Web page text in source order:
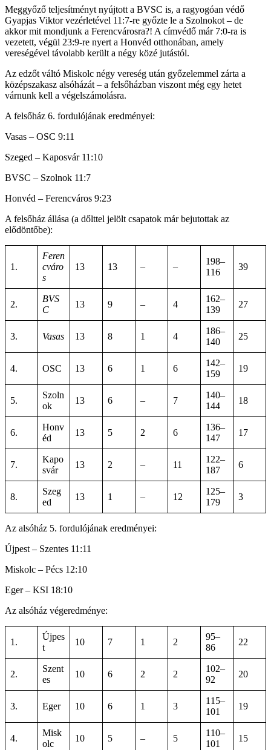
Meggyőző teljesítményt nyújtott a BVSC is, a ragyogóan védő
Gyapjas Viktor vezérletével 11:7-re győzte le a Szolnokot – de
akkor mit mondjunk a Ferencvárosra?! A címvédő már 7:0-ra is
vezetett, végül 23:9-re nyert a Honvéd otthonában, amely
vereségével távolabb került a négy közé jutástól.
Az edzőt váltó Miskolc négy vereség után győzelemmel zárta a
középszakasz alsóházát – a felsőházban viszont még egy hetet
várnunk kell a végelszámolásra.
A felsőház 6. fordulójának eredményei:
Vasas – OSC 9:11
Szeged – Kaposvár 11:10
BVSC – Szolnok 11:7
Honvéd – Ferencváros 9:23
A felsőház állása (a dőlttel jelölt csapatok már bejutottak az
elődöntőbe):
1.
Feren
cváro
s
13 13 – –
198–
116
39
2.
BVS
C
13 9 – 4
162–
139
27
3. Vasas 13 8 1 4
186–
140
25
4. OSC 13 6 1 6
142–
159
19
5.
Szoln
ok
13 6 – 7
140–
144
18
6.
Honv
éd
13 5 2 6
136–
147
17
7.
Kapo
svár
13 2 – 11
122–
187
6
8.
Szeg
ed
13 1 – 12
125–
179
3
Az alsóház 5. fordulójának eredményei:
Újpest – Szentes 11:11
Miskolc – Pécs 12:10
Eger – KSI 18:10
Az alsóház végeredménye:
1.
Újpes
t
10 7 1 2
95–
86
22
2.
Szent
es
10 6 2 2
102–
92
20
3. Eger 10 6 1 3
115–
101
19
4.
Misk
olc
10 5 – 5
110–
101
15